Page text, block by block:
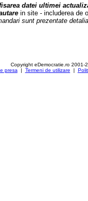
datei ultimei
in site - includerea de
sunt prezentate
Copyright eDemocratie.ro 2001-
presa | Termeni de utilizare |